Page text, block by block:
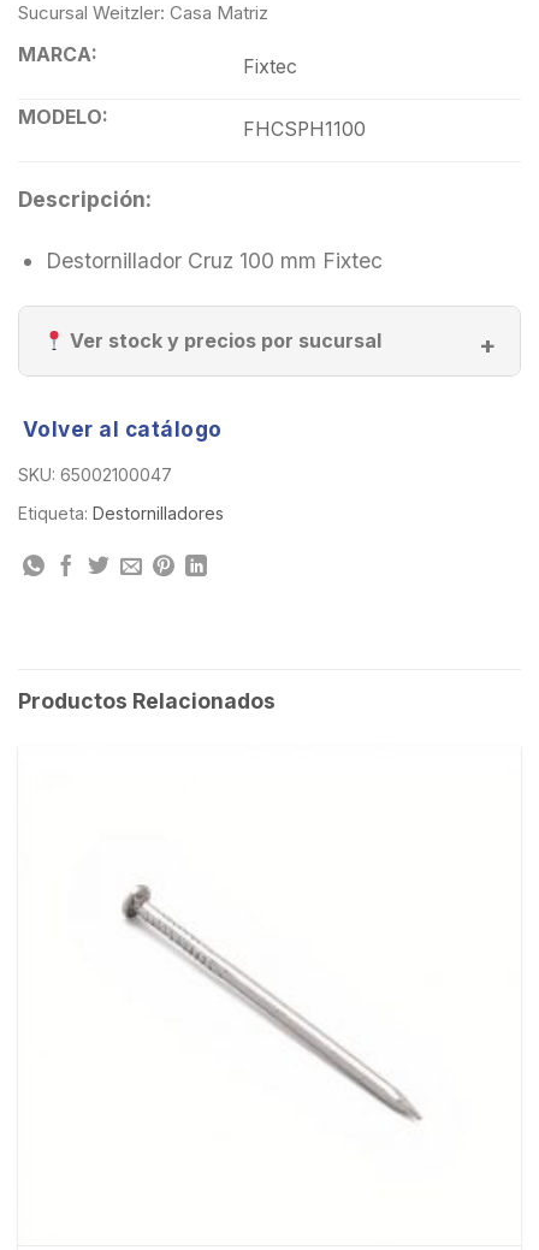
Sucursal Weitzler: Casa Matriz
MARCA:
Fixtec
MODELO:
FHCSPH1100
Descripción:
Destornillador Cruz 100 mm Fixtec
Ver stock y precios por sucursal
Volver al catálogo
SKU: 65002100047
Etiqueta: Destornilladores
Productos Relacionados